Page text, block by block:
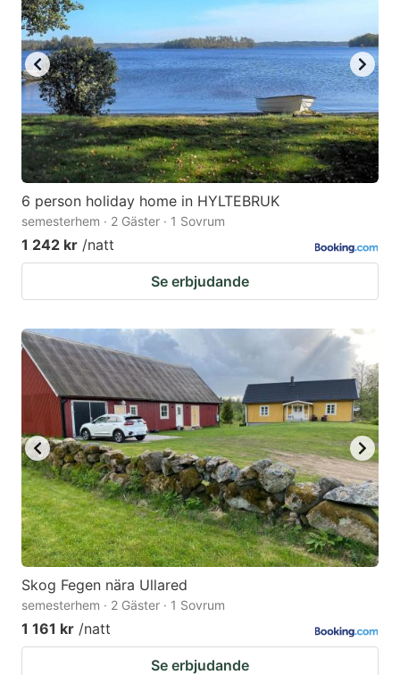
6 person holiday home in HYLTEBRUK
semesterhem · 2 Gäster · 1 Sovrum
1 242 kr /natt
Se erbjudande
Skog Fegen nära Ullared
semesterhem · 2 Gäster · 1 Sovrum
1 161 kr /natt
Se erbjudande